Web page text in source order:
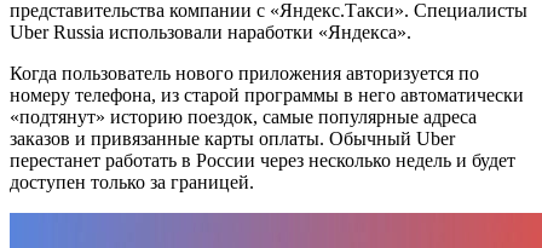
представительства компании с «Яндекс.Такси». Специалисты
Uber Russia использовали наработки «Яндекса».
Когда пользователь нового приложения авторизуется по
номеру телефона, из старой программы в него автоматически
«подтянут» историю поездок, самые популярные адреса
заказов и привязанные карты оплаты. Обычный Uber
перестанет работать в России через несколько недель и будет
доступен только за границей.